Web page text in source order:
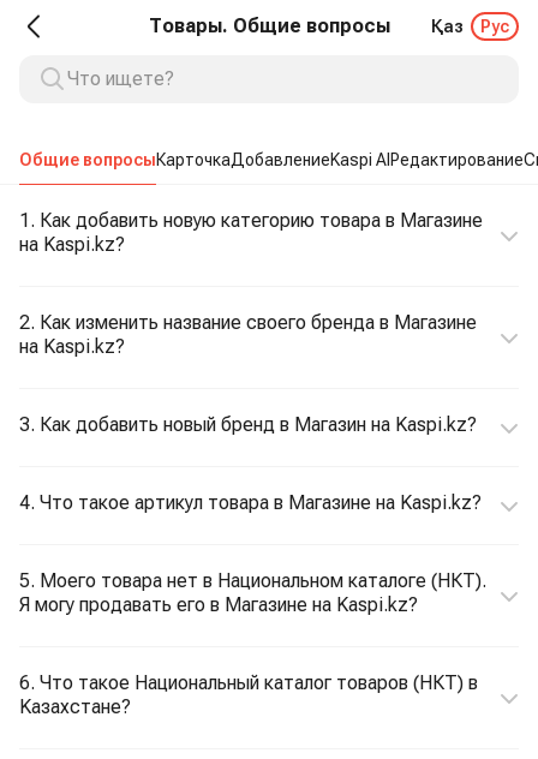
Товары. Общие вопросы Қаз Рус
Общие вопросыКарточкаДобавлениеKaspi AI Редактирование
1. Как добавить новую категорию товара в Магазине
на Kaspi.kz?
2. Как изменить название своего бренда в Магазине
на Kaspi.kz?
3. Как добавить новый бренд в Магазин на Kaspi.kz?
4. Что такое артикул товара в Магазине на Kaspi.kz?
5. Моего товара нет в Национальном каталоге (НКТ).
Я могу продавать его в Магазине на Kaspi.kz?
6. Что такое Национальный каталог товаров (НКТ) в
Kaзахстане?